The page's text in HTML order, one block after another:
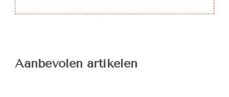
Aanbevolen artikelen